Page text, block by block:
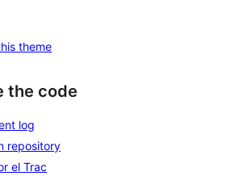
theme
the code
log
repository
el Trac